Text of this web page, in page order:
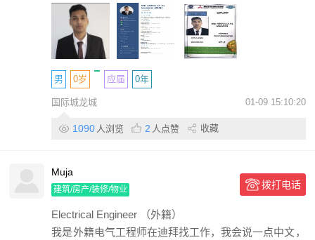
男 0岁 应届 0年
国际城龙城 01-09 15:10:20
1090 人浏览 2 人点赞 收藏
Muja
建筑/房产/装修/物业 拨打电话
Electrical Engineer （外籍）
我是外籍电气工程师在迪拜找工作，我会说一点中文，